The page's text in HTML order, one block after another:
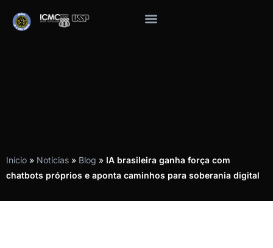
Início » Notícias » Blog » IA brasileira ganha força com
chatbots próprios e aponta caminhos para soberania digital